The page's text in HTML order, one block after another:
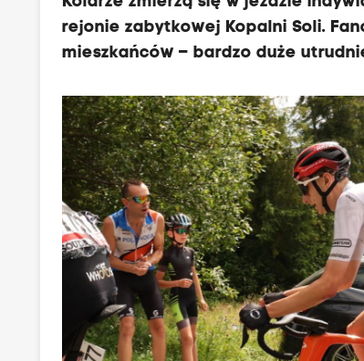
rejonie zabytkowej Kopalni Soli.
mieszkańców – bardzo duże